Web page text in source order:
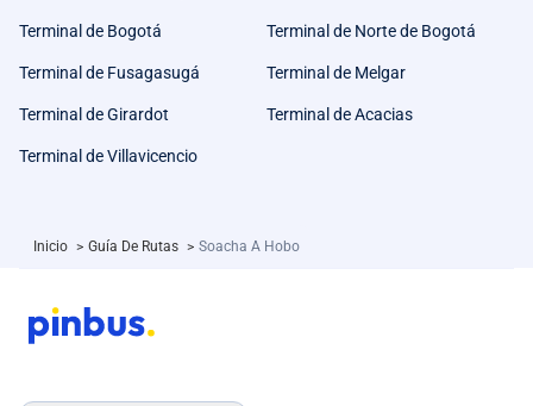
Terminal de Bogotá Terminal de Norte de Bogotá
Terminal de Fusagasugá Terminal de Melgar
Terminal de Girardot Terminal de Acacias
Terminal de Villavicencio
Inicio > Guía De Rutas > Soacha A Hobo